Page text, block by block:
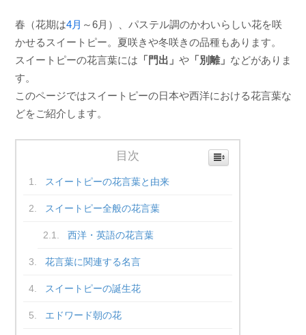
春（花期は4月 ～6月）、パステル調のかわいらしい花を咲
かせるスイートピー。夏咲きや冬咲きの品種もあります。
スイートピーの花言葉には 「門出」 や 「別離」 などがありま
す。
このページではスイートピーの日本や西洋における花言葉な
どをご紹介します。
目次
スイートピーの花言葉と由来
スイートピー全般の花言葉
西洋・英語の花言葉
花言葉に関連する名言
スイートピーの誕生花
エドワード朝の花